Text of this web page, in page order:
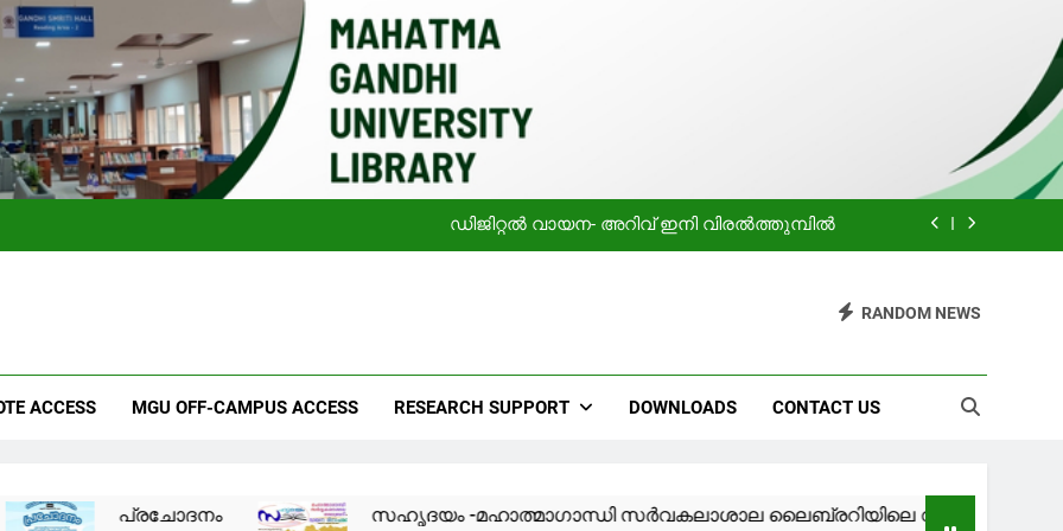
സഹൃദയം -മഹാത്മാഗാന്ധി സർവകലാശാല ലൈബ്രറിയിലെ വായനക്കാരുടെ കൂട്ടായ്മ
ഡിജിറ്റൽ വായന- അറിവ് ഇനി വിരൽത്തുമ്പിൽ
Holiday
RANDOM NEWS
ACCESS MGU OFF-CAMPUS ACCESS RESEARCH SUPPORT DOWNLOADS CONTACT US
പ്രചോദനം സഹൃദയം -മഹാത്മാഗാന്ധി സർവകലാശാല ലൈബ്രറിയിലെ വായനക്കാരുടെ കൂട്ടായ്മ